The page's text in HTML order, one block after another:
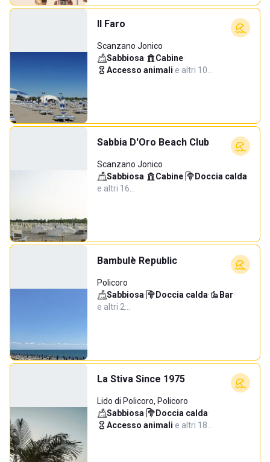
Il Faro
Scanzano Jonico
Sabbiosa· Cabine·
Accesso animali·e altri 10…
Sabbia D'Oro Beach Club
Scanzano Jonico
Sabbiosa· Cabine· Doccia calda·
e altri 16…
Bambulè Republic
Policoro
Sabbiosa· Doccia calda· Bar·
e altri 2…
La Stiva Since 1975
Lido di Policoro, Policoro
Sabbiosa· Doccia calda·
Accesso animali·e altri 18…